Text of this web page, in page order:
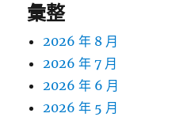
彙整
2026 年 8 月
2026 年 7 月
2026 年 6 月
2026 年 5 月